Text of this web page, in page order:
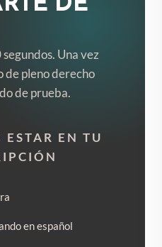
Una vez
de pleno derecho
de prueba.
ESTAR EN TU
en español